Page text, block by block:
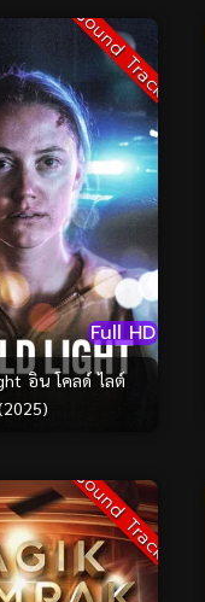
Sound Track
Full HD
อิน โคลด์ ไลต์
Sound Track